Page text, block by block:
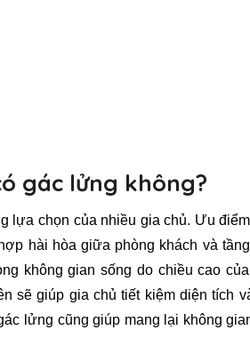
gác lửng không?
lựa chọn của nhiều gia chủ. Ưu
hài hòa giữa phòng khách và tầng
không gian sống do chiều cao
sẽ giúp gia chủ tiết kiệm diện tích
lửng cũng giúp mang lại không